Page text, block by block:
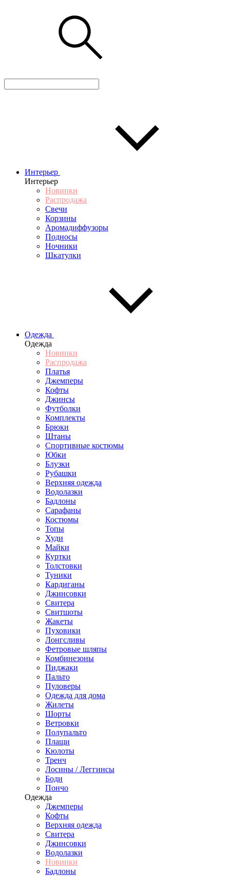
Интерьер
Интерьер
Новинки
Распродажа
Свечи
Корзины
Аромадиффузоры
Подносы
Ночники
Шкатулки
Одежда
Одежда
Новинки
Распродажа
Платья
Джемперы
Кофты
Джинсы
Футболки
Комплекты
Брюки
Штаны
Спортивные костюмы
Юбки
Блузки
Рубашки
Верхняя одежда
Водолазки
Бадлоны
Сарафаны
Костюмы
Топы
Худи
Майки
Куртки
Толстовки
Туники
Кардиганы
Джинсовки
Свитера
Свитшоты
Жакеты
Пуховики
Лонгсливы
Фетровые шляпы
Комбинезоны
Пиджаки
Пальто
Пуловеры
Одежда для дома
Жилеты
Шорты
Ветровки
Полупальто
Плащи
Кюлоты
Тренч
Лосины / Леггинсы
Боди
Пончо
Одежда
Джемперы
Кофты
Верхняя одежда
Свитера
Джинсовки
Водолазки
Новинки
Бадлоны